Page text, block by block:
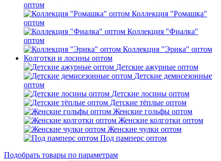
оптом
Коллекция "Ромашка"
оптом
Коллекция "Фиалка"
оптом
Коллекция "Эрика" оптом
Колготки и лосины оптом
Детские ажурные оптом
Детские демисезонные
оптом
Детские лосины оптом
Детские тёплые оптом
Женские гольфы оптом
Женские колготки оптом
Женские чулки оптом
Под памперс оптом
Подобрать товары по параметрам